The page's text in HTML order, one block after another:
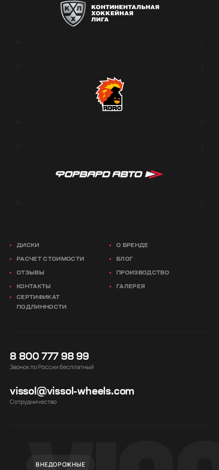
ДИСКИ О БРЕНДЕ
РАСЧЕТ СТОИМОСТИ БЛОГ
ОТЗЫВЫ ПРОИЗВОДСТВО
КОНТАКТЫ
ГАЛЕРЕЯ
СЕРТИФИКАТ
ПОДЛИННОСТИ
8 800 777 98 99
Звонок по России бесплатный
vissol@vissol-wheels.com
Cотрудничество
ВНЕДОРОЖНЫЕ